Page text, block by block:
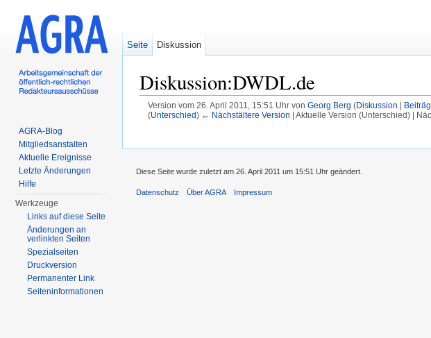
Diskussion:DWDL.de
Version vom 26. April 2011, 15:51 Uhr von Georg Berg (Diskussion
(Unterschied) ← Nächstältere Version | Aktuelle Version (Unterschied) |
Seite Diskussion
AGRA-Blog
Mitgliedsanstalten
Aktuelle Ereignisse
Letzte Änderungen
Hilfe
Werkzeuge
Links auf diese Seite
Änderungen an
verlinkten Seiten
Spezialseiten
Druckversion
Permanenter Link
Seiten­informationen
Diese Seite wurde zuletzt am 26. April 2011 um 15:51 Uhr geändert.
Datenschutz Über AGRA Impressum